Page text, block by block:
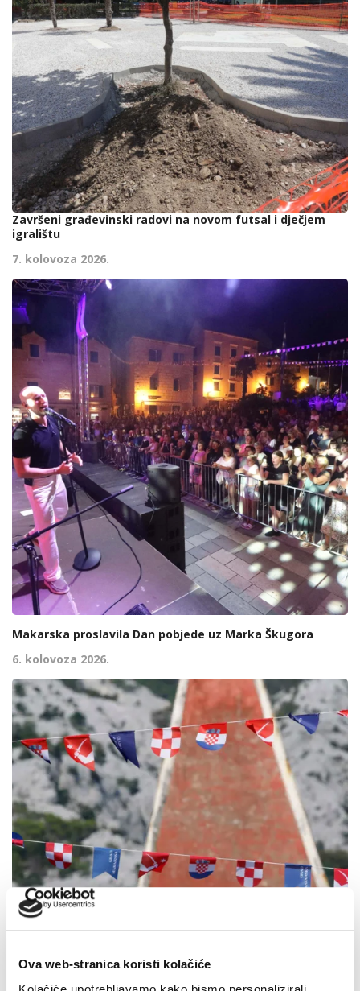
Ova web-stranica koristi kolačiće
Završeni građevinski radovi na novom futsal i dječjem
igralištu
7. kolovoza 2026.
Makarska proslavila Dan pobjede uz Marka Škugora
6. kolovoza 2026.